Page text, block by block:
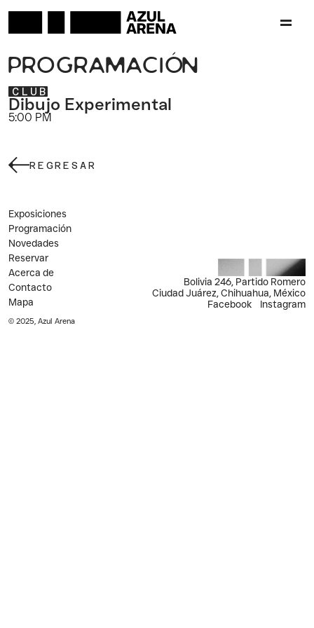
PROGRAMACIÓN
CLUB
Dibujo Experimental
5:00 PM
REGRESAR
Exposiciones
Programación
Novedades
Reservar
Acerca de
Contacto
Mapa
Bolivia 246, Partido Romero
Ciudad Juárez, Chihuahua, México
Facebook
Instagram
© 2025, Azul Arena